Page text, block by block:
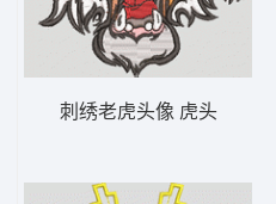
刺绣老虎头像 虎头